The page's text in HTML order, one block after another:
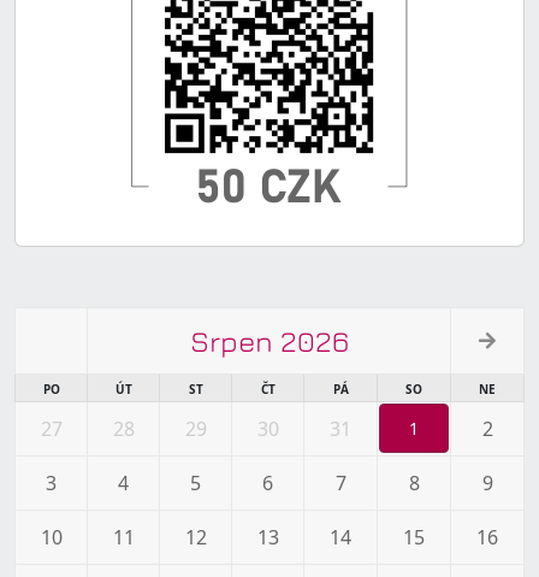
Srpen 2026
PO ÚT ST ČT PÁ SO NE
27 28 29 30 31 1 2
3 4 5 6 7 8 9
10 11 12 13 14 15 16